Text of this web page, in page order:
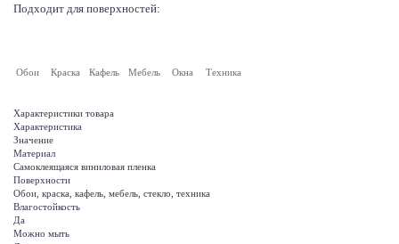
Подходит для поверхностей:
Обои Краска Кафель Мебель Окна Техника
Характеристики товара
Характеристика
Значение
Материал
Самоклеящаяся виниловая пленка
Поверхности
Обои, краска, кафель, мебель, стекло, техника
Влагостойкость
Да
Можно мыть